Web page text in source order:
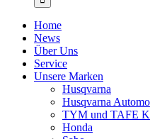
Home
News
Über Uns
Service
Unsere Marken
Husqvarna
Husqvarna
TYM und TAFE
Honda